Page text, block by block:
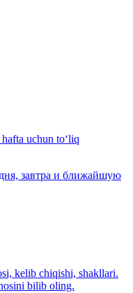
uchun to‘liq
завтра и ближайшую
kelib chiqishi, shakllari.
bilib oling.